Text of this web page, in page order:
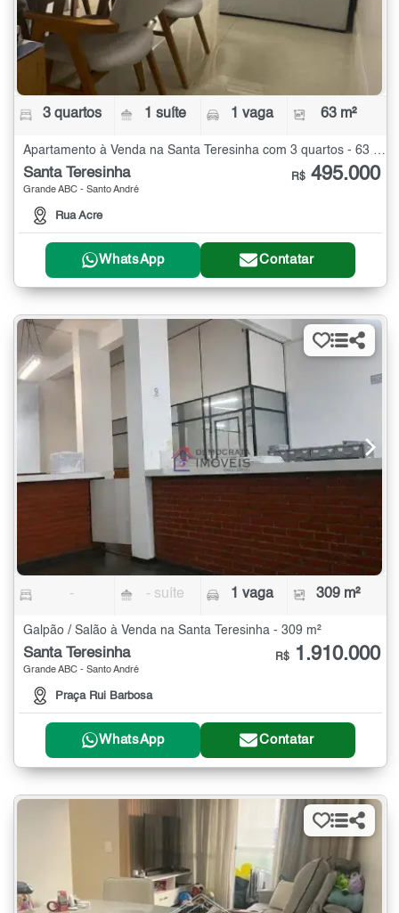
3 quartos 1 suíte 1 vaga 63 m²
Santa Teresinha
Grande ABC - Santo André
Rua Acre
R$ 495.000
WhatsApp Contatar
- - suíte 1 vaga 309 m²
Galpão / Salão à Venda na Santa Teresinha - 309 m²
Santa Teresinha
Grande ABC - Santo André
Praça Rui Barbosa
R$ 1.910.000
WhatsApp Contatar